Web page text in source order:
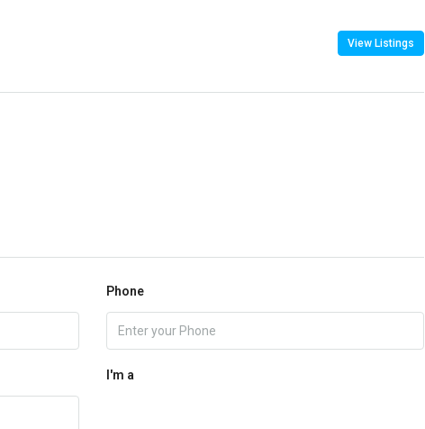
View Listings
Phone
I'm a